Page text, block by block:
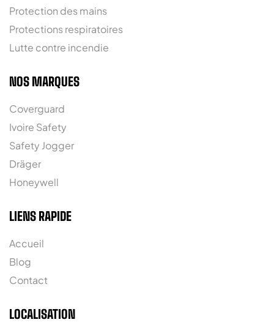
Protection des mains
Protections respiratoires
Lutte contre incendie
NOS MARQUES
Coverguard
Ivoire Safety
Safety Jogger
Dräger
Honeywell
LIENS RAPIDE
Accueil
Blog
Contact
LOCALISATION